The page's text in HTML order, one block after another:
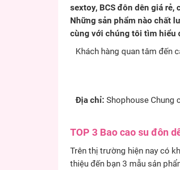
sextoy, BCS đôn dên giá
Những sản phẩm nào chất
cùng với chúng tôi tìm hiểu
Khách hàng quan tâm đến
Địa chỉ: Shophouse Chung
TOP 3 Bao cao su đôn
Trên thị trường hiện nay có
thiệu đến bạn 3 mẫu sản